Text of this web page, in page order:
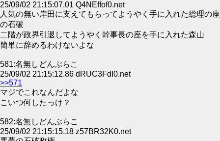
25/09/02 21:15:07.01 Q4NEffof0.net
人気の無い岸田に支えてもらってようやく手に入れた総理の座
の石破
二階が政界引退してようやく幹事長の座を手に入れた森山
簡単に辞めるわけないよな
581:名無しどんぶらこ
25/09/02 21:15:12.86 dRUC3FdI0.net
>>571
マジでこれなんだよな
こいつ何したっけ？
582:名無しどんぶらこ
25/09/02 21:15:15.18 z57BR32K0.net